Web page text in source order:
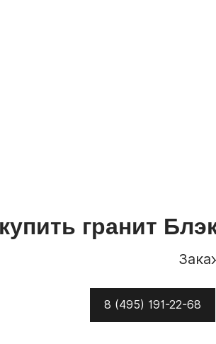
гранит
8 (495) 191-22-68